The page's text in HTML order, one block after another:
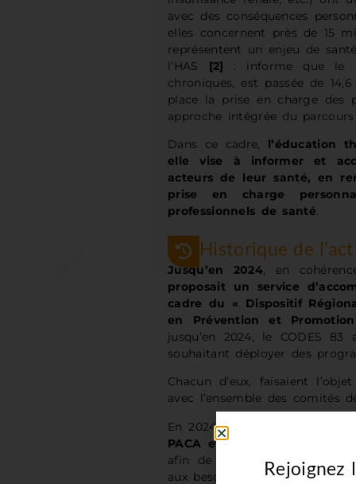
avec des conséquences
elles concernent près de 15
représentent un enjeu de
l’HAS [2] : informe que le
chroniques, est passée de
place la prise en charge des
approche intégrée du
Dans ce cadre, l’éducation
elle vise à informer et
acteurs de leur santé, en
prise en charge
professionnels de santé.
Historique de
Jusqu’en 2024, en
proposait un service
cadre du « Dispositif
en Prévention et
jusqu’en 2024, le CODES
souhaitant déployer des
Chacun d’eux, faisaient l’objet
avec l’ensemble des comités
En 2024, un
PACA et le département
afin de co-construire une
aux besoins du territoire.
Rejoignez